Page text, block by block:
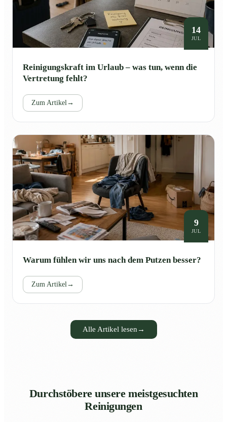
14
JUL
Reinigungskraft im Urlaub – was tun, wenn die
Vertretung fehlt?
Zum Artikel →
9
JUL
Warum fühlen wir uns nach dem Putzen besser?
Zum Artikel →
Alle Artikel lesen →
Durchstöbere unsere meistgesuchten
Reinigungen